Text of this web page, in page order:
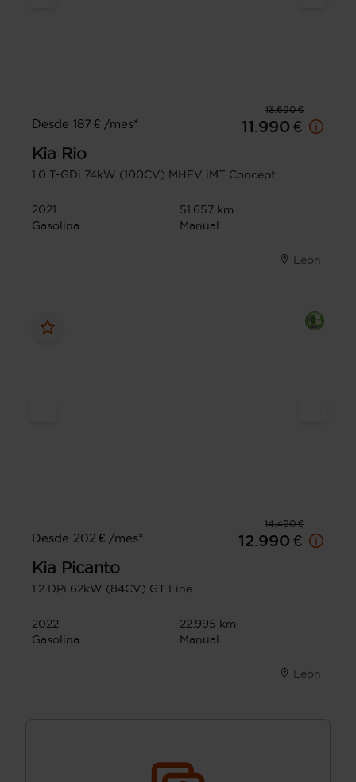
13.690 €
Desde 187 € /mes*
11.990 €
Kia Rio
1.0 T-GDi 74kW (100CV) MHEV iMT Concept
2021
51.657 km
Gasolina
Manual
León
14.490 €
Desde 202 € /mes*
12.990 €
Kia Picanto
1.2 DPi 62kW (84CV) GT Line
2022
22.995 km
Gasolina
Manual
León